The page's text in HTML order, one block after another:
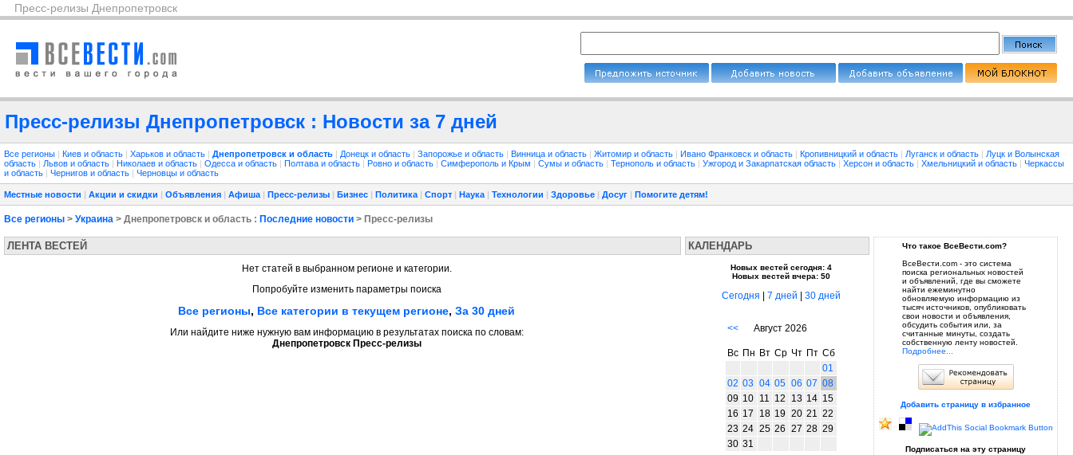
Пресс-релизы Днепропетровск
Пресс-релизы Днепропетровск : Новости за 7 дней
Все регионы | Киев и область | Харьков и область | Днепропетровск и область | Донецк и область | Запорожье и область | Винница и область | Житомир и область | Ивано Франковск и область | Кропивницкий и область | Луганск и область | Луцк и Волынская
область | Львов и область | Николаев и область | Одесса и область | Полтава и область | Ровно и область | Симферополь и Крым | Сумы и область | Тернополь и область | Ужгород и Закарпатская область | Херсон и область | Хмельницкий и область | Черкассы
и область | Чернигов и область | Черновцы и область
Местные новости | Акции и скидки | Объявления | Афиша | Пресс-релизы | Бизнес | Политика | Спорт | Наука | Технологии | Здоровье | Досуг | Помогите детям!
Все регионы > Украина > Днепропетровск и область : Последние новости > Пресс-релизы
ЛЕНТА ВЕСТЕЙ
Нет статей в выбранном регионе и категории.
Попробуйте изменить параметры поиска
Все регионы, Все категории в текущем регионе, За 30 дней
Или найдите ниже нужную вам информацию в результатах поиска по словам:
Днепропетровск Пресс-релизы
КАЛЕНДАРЬ
Новых вестей сегодня: 4
Новых вестей вчера: 50
Сегодня 7 дней 30 дней
<< Август 2026
Вс Пн Вт Ср Чт Пт Сб
01
02 03 04 05 06 07 08
09 10 11 12 13 14 15
16 17 18 19 20 21 22
23 24 25 26 27 28 29
30 31
Что такое ВсеВести.com?
ВсеВести.com - это система
поиска региональных новостей
и объявлений, где вы сможете
найти ежеминутно
обновляемую информацию из
тысяч источников, опубликовать
свои новости и объявления,
обсудить события или, за
считанные минуты, создать
собственную ленту новостей.
Подробнее...
Добавить страницу в избранное
Подписаться на эту страницу